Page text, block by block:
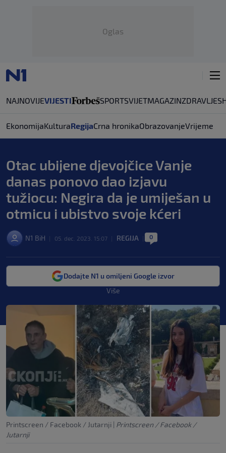
Oglas
NAJNOVIJEVIJESTI SPORTSVIJETMAGAZINZDRAVLJE
EkonomijaKulturaRegijaCrna hronikaObrazovanjeVrijeme
Otac ubijene djevojčice Vanje
danas ponovo dao izjavu
tužiocu: Negira da je umiješan u
otmicu i ubistvo svoje kćeri
N1 BiH 05. dec. 2023. 15:07 REGIJA 0
Dodajte N1 u omiljeni Google izvor
Više
Printscreen / Facebook / Jutarnji | Printscreen / Facebook /
Jutarnji